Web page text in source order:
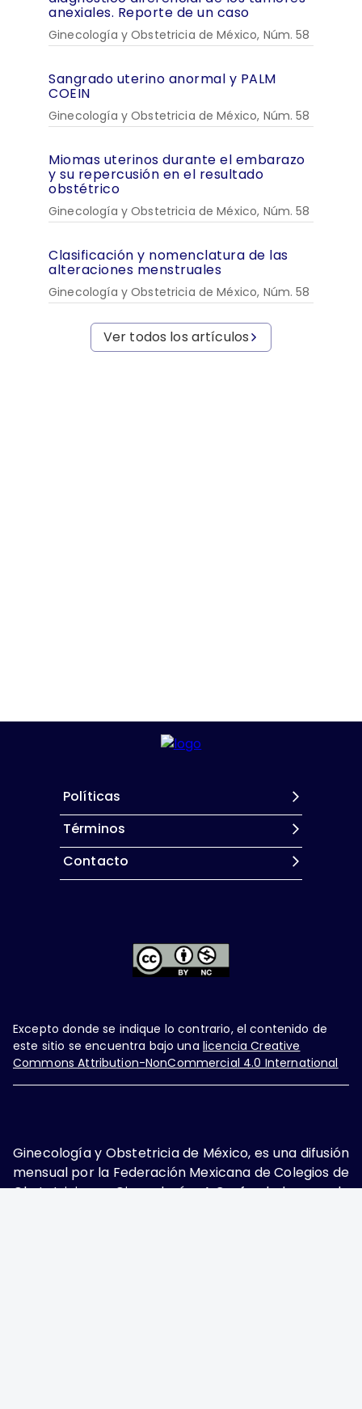
anexiales. Reporte de un caso
Ginecología y Obstetricia de México, Núm. 58
Sangrado uterino anormal y PALM
COEIN
Ginecología y Obstetricia de México, Núm. 58
Miomas uterinos durante el embarazo
y su repercusión en el resultado
obstétrico
Ginecología y Obstetricia de México, Núm. 58
Clasificación y nomenclatura de las
alteraciones menstruales
Ginecología y Obstetricia de México, Núm. 58
Ver todos los artículos
Políticas
Términos
Contacto
Excepto donde se indique lo contrario, el contenido de
este sitio se encuentra bajo una licencia Creative
Commons Attribution-NonCommercial 4.0 International
Ginecología y Obstetricia de México, es una difusión
mensual por la Federación Mexicana de Colegios de
Obstetricia y Ginecología A.C., fundada por la